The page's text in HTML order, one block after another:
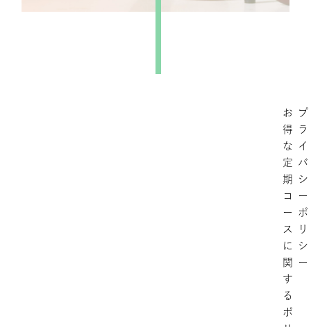
お
得
な
定
期
コ
ー
ス
に
関
す
る
ポ
プ
ラ
イ
バ
シ
ー
ポ
リ
シ
ー